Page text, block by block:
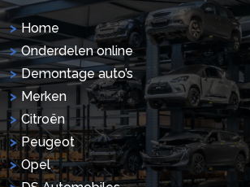
Home
Onderdelen online
Demontage auto’s
Merken
Citroën
Peugeot
Opel